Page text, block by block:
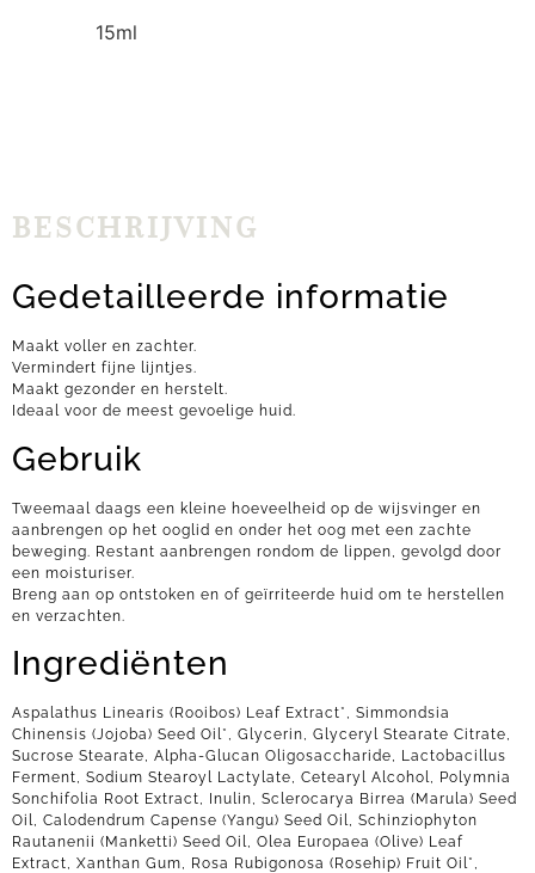
15ml
BESCHRIJVING
Gedetailleerde informatie
Maakt voller en zachter.
Vermindert fijne lijntjes.
Maakt gezonder en herstelt.
Ideaal voor de meest gevoelige huid.
Gebruik
Tweemaal daags een kleine hoeveelheid op de wijsvinger en
aanbrengen op het ooglid en onder het oog met een zachte
beweging. Restant aanbrengen rondom de lippen, gevolgd door
een moisturiser.
Breng aan op ontstoken en of geïrriteerde huid om te herstellen
en verzachten.
Ingrediënten
Aspalathus Linearis (Rooibos) Leaf Extract*, Simmondsia
Chinensis (Jojoba) Seed Oil*, Glycerin, Glyceryl Stearate Citrate,
Sucrose Stearate, Alpha-Glucan Oligosaccharide, Lactobacillus
Ferment, Sodium Stearoyl Lactylate, Cetearyl Alcohol, Polymnia
Sonchifolia Root Extract, Inulin, Sclerocarya Birrea (Marula) Seed
Oil, Calodendrum Capense (Yangu) Seed Oil, Schinziophyton
Rautanenii (Manketti) Seed Oil, Olea Europaea (Olive) Leaf
Extract, Xanthan Gum, Rosa Rubigonosa (Rosehip) Fruit Oil*,